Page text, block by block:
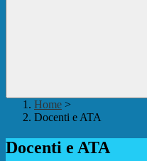
Home >
Docenti e ATA
Docenti e ATA